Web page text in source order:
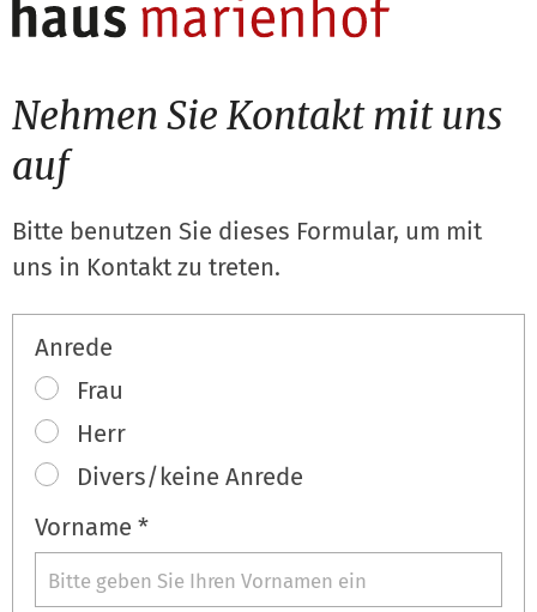
Nehmen Sie Kontakt mit uns
auf
Bitte benutzen Sie dieses Formular, um mit
uns in Kontakt zu treten.
Anrede
Frau
Herr
Divers/keine Anrede
Vorname *